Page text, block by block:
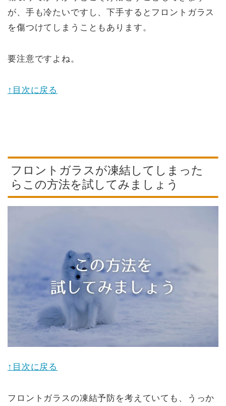
が、手も冷たいですし、下手するとフロントガラス
を傷つけてしまうこともあります。
要注意ですよね。
↑目次に戻る
フロントガラスが凍結してしまった
らこの方法を試してみましょう
↑目次に戻る
フロントガラスの凍結予防を考えていても、うっか